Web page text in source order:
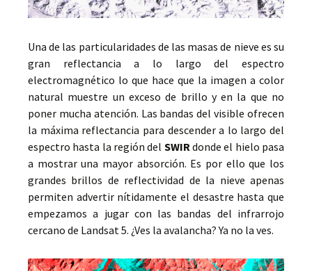
Una de las particularidades de las masas de nieve es su
gran reflectancia a lo largo del espectro
electromagnético lo que hace que la imagen a color
natural muestre un exceso de brillo y en la que no
poner mucha atención. Las bandas del visible ofrecen
la máxima reflectancia para descender a lo largo del
espectro hasta la región del SWIRdonde el hielo pasa
a mostrar una mayor absorción. Es por ello que los
grandes brillos de reflectividad de la nieve apenas
permiten advertir nítidamente el desastre hasta que
empezamos a jugar con las bandas del infrarrojo
cercano de Landsat 5. ¿Ves la avalancha? Ya no la ves.